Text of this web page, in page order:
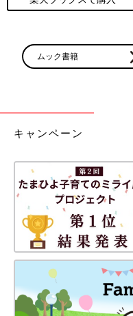
ムック書籍
キャンペーン